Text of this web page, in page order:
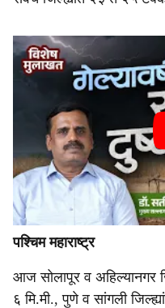
पश्चिम महाराष्ट्र
आज सोलापूर व अहिल्यानगर
६ मि.मी., पुणे व सांगली